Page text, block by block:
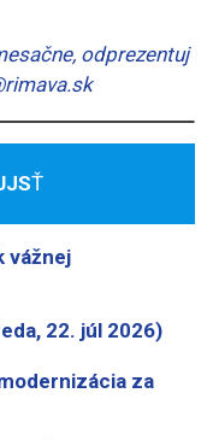
odprezentuj
Ť
vážnej
22. júl 2026)
za